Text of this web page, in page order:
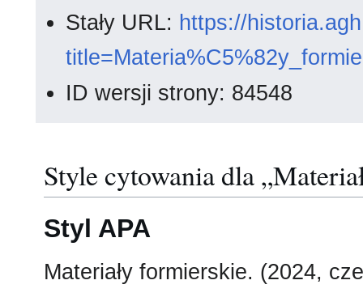
Stały URL: https://
ID wersji strony: 84548
Style cytowania dla
Styl APA
Materiały formierskie. (2024,